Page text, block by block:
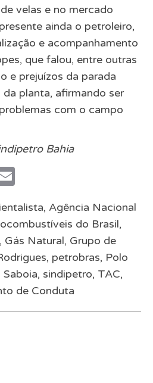
velas e no mercado
ainda o petroleiro,
e acompanhamento
que falou, entre outras
e prejuízos da parada
planta, afirmando ser
com o campo
Bahia
, Agência Nacional
do Brasil,
, Gás Natural, Grupo de
, petrobras, Polo
, sindipetro, TAC,
de Conduta